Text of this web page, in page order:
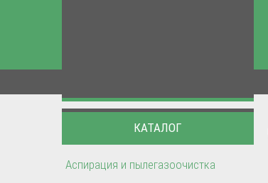
КАТАЛОГ
Аспирация и пылегазоочистка